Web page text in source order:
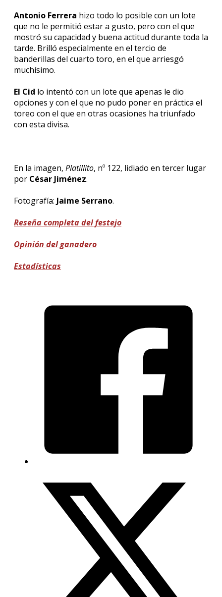
Antonio Ferrera hizo todo lo posible con un lote
que no le permitió estar a gusto, pero con el que
mostró su capacidad y buena actitud durante toda la
tarde. Brilló especialmente en el tercio de
banderillas del cuarto toro, en el que arriesgó
muchísimo.
El Cid lo intentó con un lote que apenas le dio
opciones y con el que no pudo poner en práctica el
toreo con el que en otras ocasiones ha triunfado
con esta divisa.
En la imagen, Platillito, nº 122, lidiado en tercer lugar
por César Jiménez.
Fotografía: Jaime Serrano.
Reseña completa del festejo
Opinión del ganadero
Estadísticas